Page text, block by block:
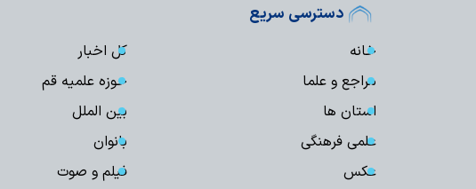
دسترسی سریع
خانه
کل اخبار
مراجع و علما
حوزه علمیه قم
استان ها
بین الملل
علمی فرهنگی
بانوان
عکس
فیلم و صوت